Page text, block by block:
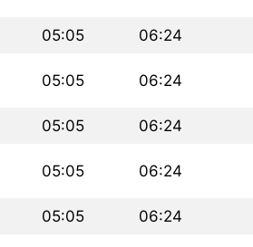
05:05 06:24
05:05 06:24
05:05 06:24
05:05 06:24
05:05 06:24